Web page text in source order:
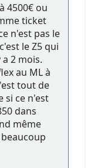
4500€ ou
ticket
n'est pas le
le Z5 qui
2 mois.
au ML à
tout de
si ce n'est
dans
même